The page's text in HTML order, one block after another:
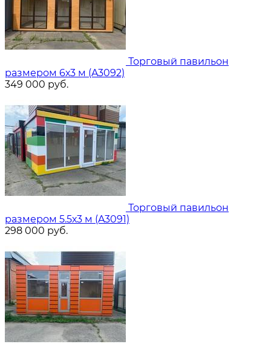
Торговый павильон
размером 6х3 м (A3092)
349 000 руб.
Торговый павильон
размером 5.5х3 м (A3091)
298 000 руб.